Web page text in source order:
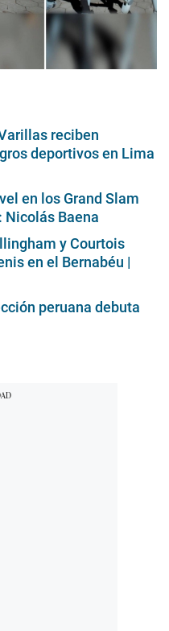
reciben
deportivos en Lima
en los Grand Slam
Nicolás Baena
y Courtois
en el Bernabéu |
peruana debuta